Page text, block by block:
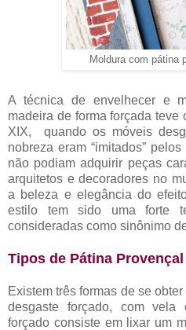
Moldura com pátina
A técnica de envelhecer e
madeira de forma forçada
XIX, quando os móveis
nobreza eram “imitados”
não podiam adquirir peças
arquitetos e decoradores no
a beleza e elegância do
estilo tem sido uma forte
consideradas como sinônimo
Tipos de Pátina Provençal
Existem três formas de se
desgaste forçado, com
forçado consiste em lixar um